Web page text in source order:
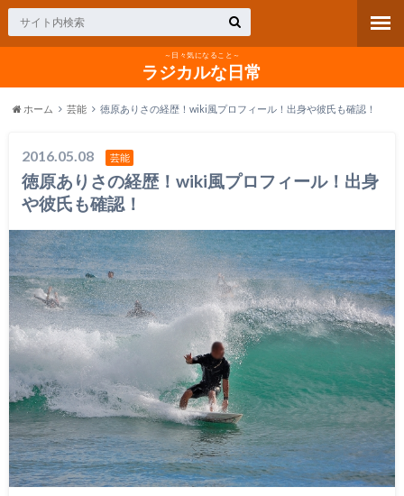
～日々気になること～
ラジカルな日常
ホーム 芸能 徳原ありさの経歴！wiki風プロフィール！出身や彼氏も確認！
2016.05.08 芸能
徳原ありさの経歴！wiki風プロフィール！出身
や彼氏も確認！